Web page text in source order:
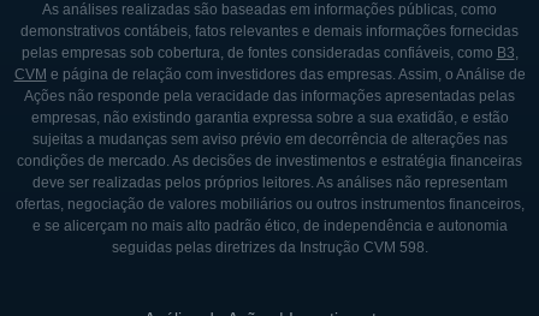
As análises realizadas são baseadas em informações públicas, como
demonstrativos contábeis, fatos relevantes e demais informações fornecidas
pelas empresas sob cobertura, de fontes consideradas confiáveis, como B3,
CVM e página de relação com investidores das empresas. Assim, o Análise de
Ações não responde pela veracidade das informações apresentadas pelas
empresas, não existindo garantia expressa sobre a sua exatidão, e estão
sujeitas a mudanças sem aviso prévio em decorrência de alterações nas
condições de mercado. As decisões de investimentos e estratégia financeiras
deve ser realizadas pelos próprios leitores. As análises não representam
ofertas, negociação de valores mobiliários ou outros instrumentos financeiros,
e se alicerçam no mais alto padrão ético, de independência e autonomia
seguidas pelas diretrizes da Instrução CVM 598.